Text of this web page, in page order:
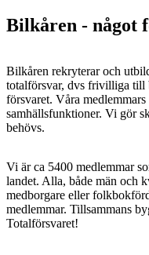
Bilkåren - något
Bilkåren rekryterar och
totalförsvar, dvs frivilliga till
försvaret. Våra
samhällsfunktioner. Vi gör
behövs.
Vi är ca 5400 medlemmar
landet. Alla, både män och
medborgare eller
medlemmar. Tillsammans
Totalförsvaret!